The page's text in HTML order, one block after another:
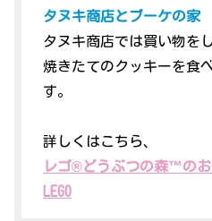
タヌキ商店とブーケの家
タヌキ商店では買い物を
焼きたてのクッキーを食
す。
詳しくはこちら、
レゴ®どうぶつの森™の
LEGO